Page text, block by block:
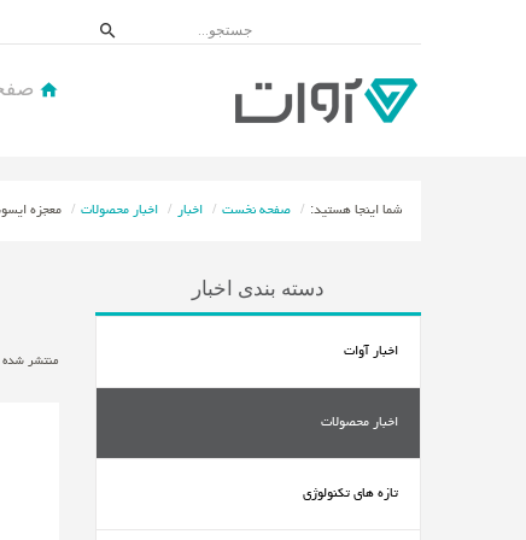
شما اینجا هستید: صفحه نخست اخبار اخبار محصولات معجزه
دسته بندی اخبار
اخبار آوات
اخبار محصولات
تازه های تکنولوژی
منتشر شده در